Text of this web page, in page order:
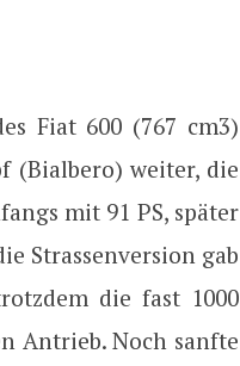
Fiat 600 (767 cm3)
(Bialbero) weiter, die
mit 91 PS, später
Strassenversion gab
die fast 1000
Antrieb. Noch sanfte